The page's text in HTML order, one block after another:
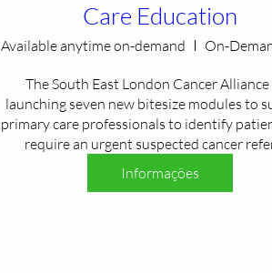
Care Education
Available anytime on-demand
The South East London Cancer Alliance
launching seven new bitesize modules to
primary care professionals to identify
require an urgent suspected cancer
Informações